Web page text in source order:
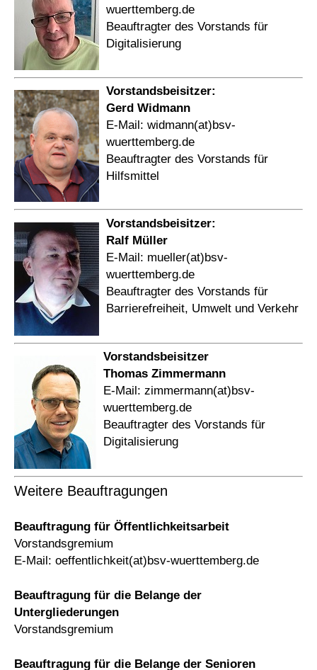
wuerttemberg.de
Beauftragter des Vorstands für
Digitalisierung
Vorstandsbeisitzer:
Gerd Widmann
E-Mail: widmann(at)bsv-
wuerttemberg.de
Beauftragter des Vorstands für
Hilfsmittel
Vorstandsbeisitzer:
Ralf Müller
E-Mail: mueller(at)bsv-
wuerttemberg.de
Beauftragter des Vorstands für
Barrierefreiheit, Umwelt und Verkehr
Vorstandsbeisitzer
Thomas Zimmermann
E-Mail: zimmermann(at)bsv-
wuerttemberg.de
Beauftragter des Vorstands für
Digitalisierung
Weitere Beauftragungen
Beauftragung für Öffentlichkeitsarbeit
Vorstandsgremium
E-Mail: oeffentlichkeit(at)bsv-wuerttemberg.de
Beauftragung für die Belange der
Untergliederungen
Vorstandsgremium
Beauftragung für die Belange der Senioren